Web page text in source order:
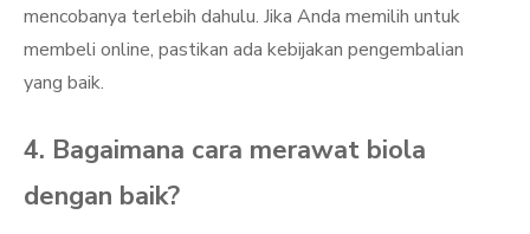
mencobanya terlebih dahulu. Jika Anda memilih untuk
membeli online, pastikan ada kebijakan pengembalian
yang baik.
4. Bagaimana cara merawat biola
dengan baik?